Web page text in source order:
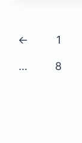
← 1
… 8